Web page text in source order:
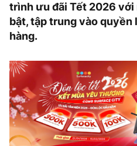
trình ưu đãi Tết 2026
bật, tập trung vào quyền
hàng.